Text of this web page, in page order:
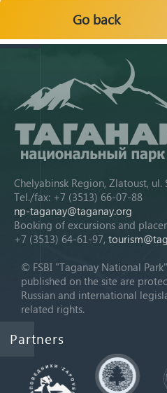
Go back
Chelyabinsk Region, Zlatoust, ul.
Tel./fax: +7 (3513) 66-07-88
np-taganay@taganay.org
Booking of excursions and
+7 (3513) 64-61-97,
© FSBI "Taganay National
published on the site are
Russian and international
related rights.
Partners